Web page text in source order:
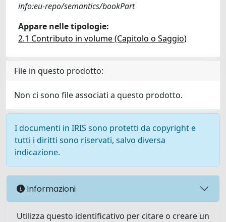
info:eu-repo/semantics/bookPart
Appare nelle tipologie:
2.1 Contributo in volume (Capitolo o Saggio)
File in questo prodotto:
Non ci sono file associati a questo prodotto.
I documenti in IRIS sono protetti da copyright e
tutti i diritti sono riservati, salvo diversa
indicazione.
Informazioni
Utilizza questo identificativo per citare o creare un